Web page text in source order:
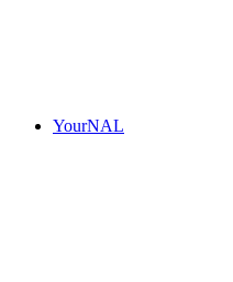
YourNAL